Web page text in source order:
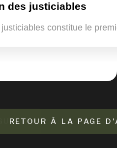
des justiciables
justiciables constitue le
RETOUR À LA PAGE